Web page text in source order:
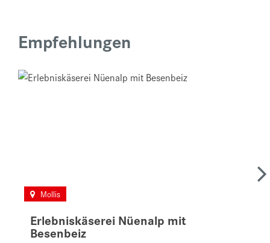
Empfehlungen
Erlebniskäserei Nüenalp mit
Besenbeiz
Mollis